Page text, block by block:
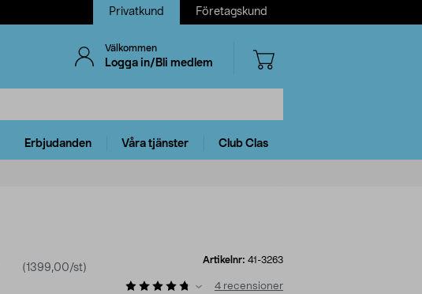
Privatkund Företagskund
Välkommen
Logga in/Bli medlem
Erbjudanden Våra tjänster Club Clas
(1399,00/st)
Artikelnr: 41-3263
4 recensioner